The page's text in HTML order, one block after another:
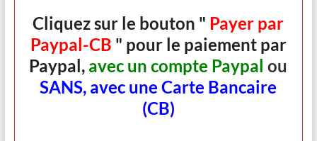
Cliquez sur le bouton " Payer par
Paypal-CB " pour le paiement par
Paypal, avec un compte Paypalou
SANS, avec une Carte Bancaire
(CB)